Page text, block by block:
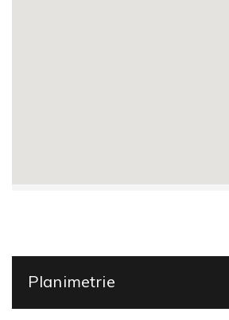
Planimetrie